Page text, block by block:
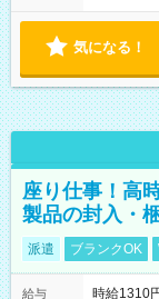
気になる！
座り仕事！高
製品の封入・
派遣 ブランクOK
給与 時給1310